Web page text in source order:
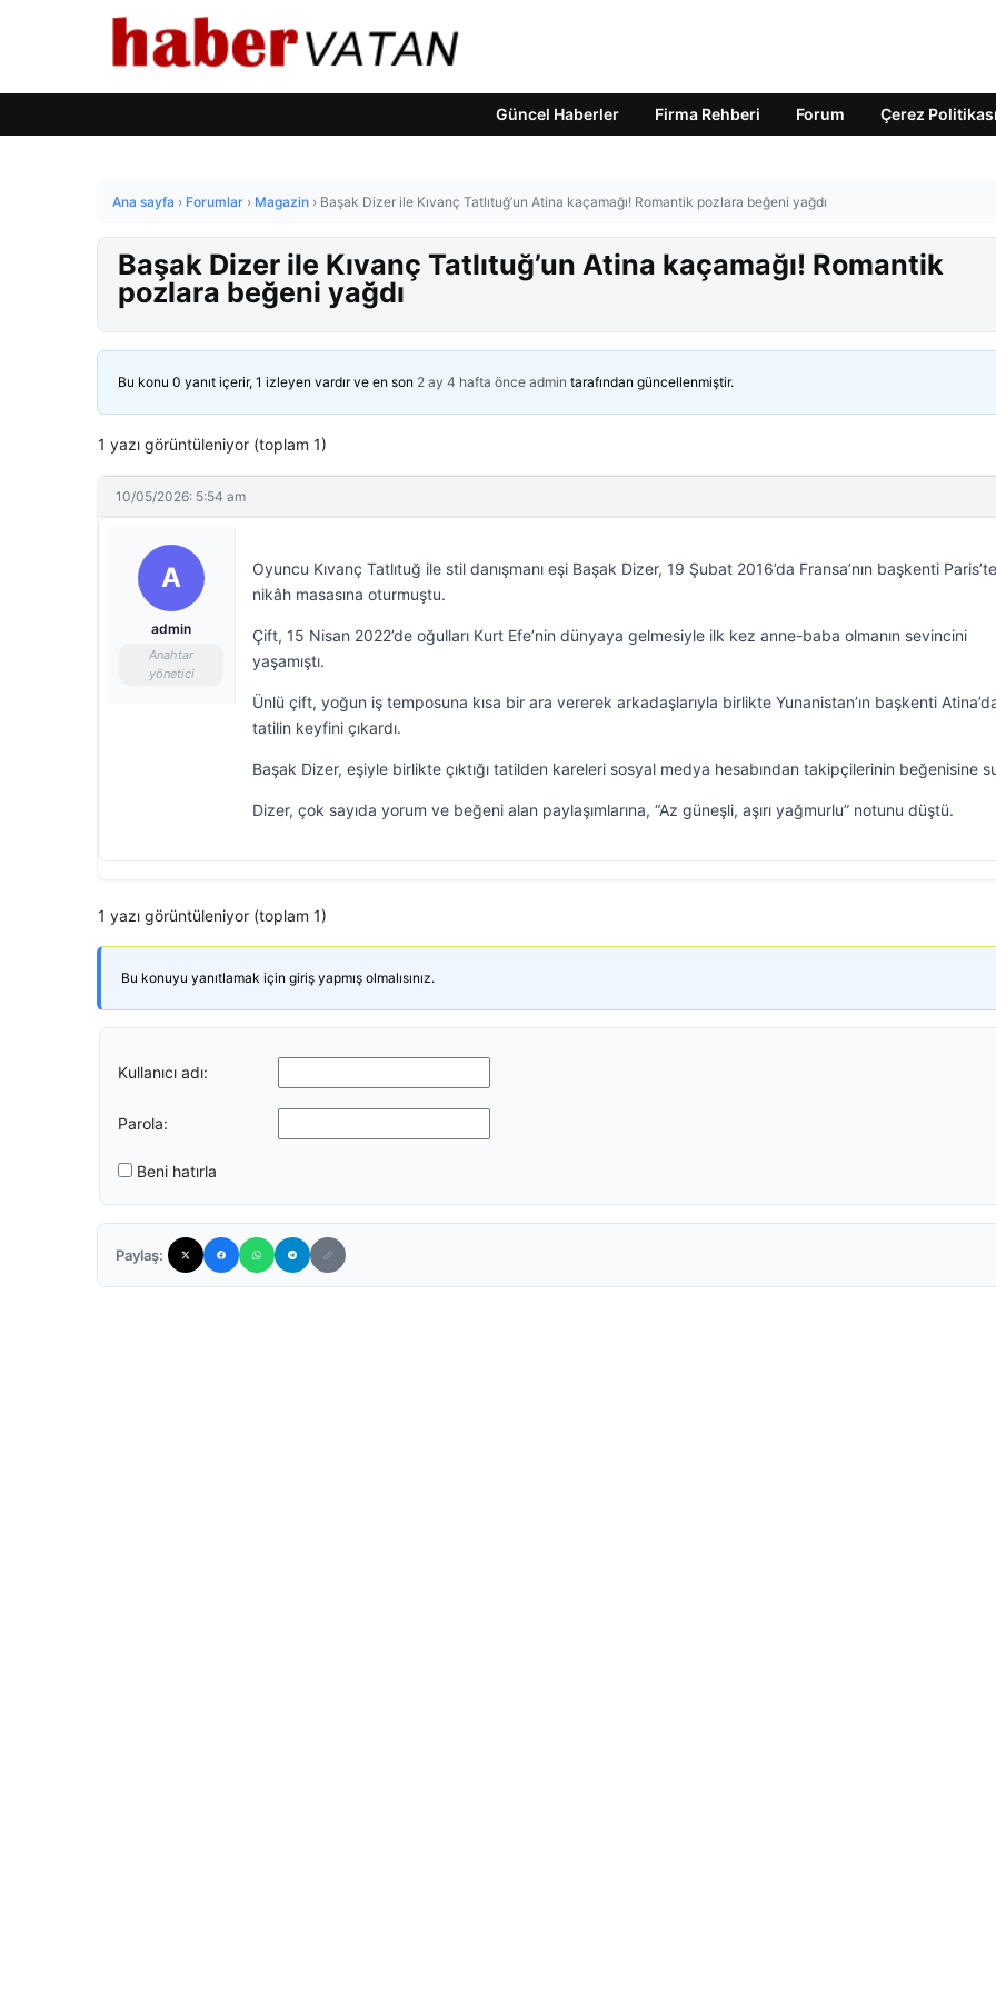
Güncel Haberler Firma Rehberi Forum Çerez Politikası
Ana sayfa › Forumlar › Magazin › Başak Dizer ile Kıvanç Tatlıtuğ’un Atina kaçamağı! Romantik pozlara beğeni yağdı
Başak Dizer ile Kıvanç Tatlıtuğ’un Atina kaçamağı! Romantik
pozlara beğeni yağdı
Bu konu 0 yanıt içerir, 1 izleyen vardır ve en son 2 ay 4 hafta önce admin tarafından güncellenmiştir.
1 yazı görüntüleniyor (toplam 1)
10/05/2026: 5:54 am
A
admin
Anahtar
yönetici
Oyuncu Kıvanç Tatlıtuğ ile stil danışmanı eşi Başak Dizer, 19 Şubat 2016’da Fransa’nın başkenti Paris’te
nikâh masasına oturmuştu.
Çift, 15 Nisan 2022’de oğulları Kurt Efe’nin dünyaya gelmesiyle ilk kez anne-baba olmanın sevincini
yaşamıştı.
Ünlü çift, yoğun iş temposuna kısa bir ara vererek arkadaşlarıyla birlikte Yunanistan’ın başkenti
tatilin keyfini çıkardı.
Başak Dizer, eşiyle birlikte çıktığı tatilden kareleri sosyal medya hesabından takipçilerinin beğenisine
Dizer, çok sayıda yorum ve beğeni alan paylaşımlarına, “Az güneşli, aşırı yağmurlu” notunu düştü.
1 yazı görüntüleniyor (toplam 1)
Bu konuyu yanıtlamak için giriş yapmış olmalısınız.
Kullanıcı adı:
Parola:
Beni hatırla
Paylaş: